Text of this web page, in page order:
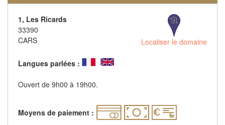
1, Les Ricards
33390
CARS
Localiser le domaine
Langues parlées :
Ouvert de 9h00 à 19h00.
Moyens de paiement :